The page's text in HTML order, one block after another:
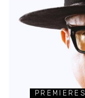
PREMIERES